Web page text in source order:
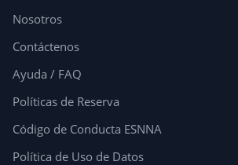
Nosotros
Contáctenos
Ayuda / FAQ
Políticas de Reserva
Código de Conducta ESNNA
Política de Uso de Datos